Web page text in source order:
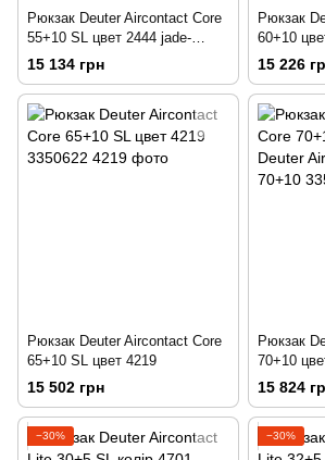
Рюкзак Deuter Aircontact Core
55+10 SL цвет 2444 jade-
graphite
15 134 грн
Рюкзак
60+10
15 226
Рюкзак Deuter Aircontact Core
65+10 SL цвет 4219
15 502 грн
Рюкзак
70+10
Aircontact
15 824
−30% −30%